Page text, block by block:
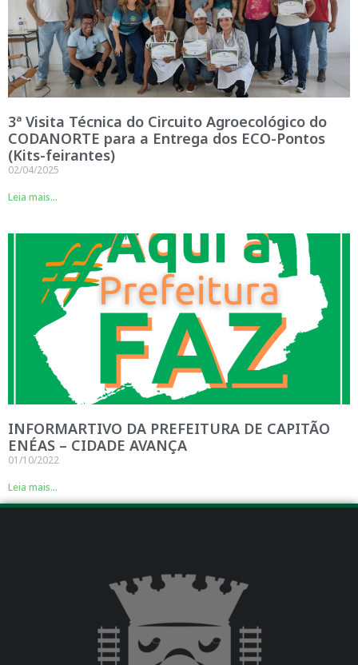
3ª Visita Técnica do Circuito Agroecológico do
CODANORTE para a Entrega dos ECO-Pontos
(Kits-feirantes)
02/04/2025
Leia mais...
INFORMARTIVO DA PREFEITURA DE CAPITÃO
ENÉAS – CIDADE AVANÇA
01/10/2022
Leia mais...